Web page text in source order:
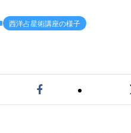
西洋占星術講座の様子